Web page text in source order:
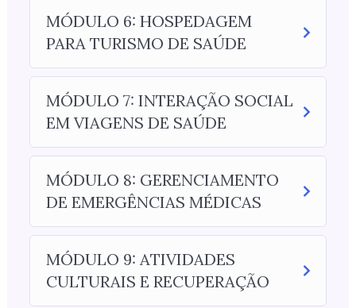
MÓDULO 6: HOSPEDAGEM
PARA TURISMO DE SAÚDE
MÓDULO 7: INTERAÇÃO SOCIAL
EM VIAGENS DE SAÚDE
MÓDULO 8: GERENCIAMENTO
DE EMERGÊNCIAS MÉDICAS
MÓDULO 9: ATIVIDADES
CULTURAIS E RECUPERAÇÃO